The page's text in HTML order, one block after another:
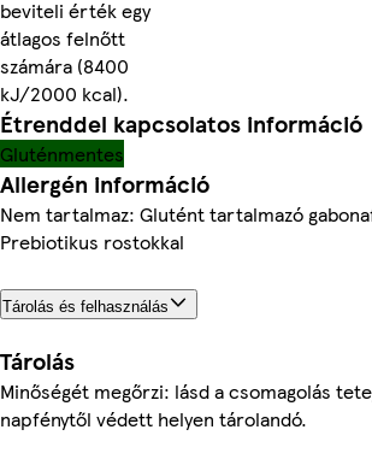
beviteli érték egy
átlagos felnőtt
számára (8400
kJ/2000 kcal).
Étrenddel kapcsolatos információ
Gluténmentes
Allergén információ
Nem tartalmaz: Glutént tartalmazó
Prebiotikus rostokkal
Tárolás és felhasználás
Tárolás
Minőségét megőrzi: lásd a csomagolás
napfénytől védett helyen tárolandó.